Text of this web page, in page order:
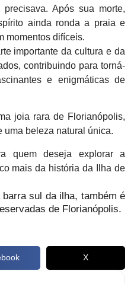
Após sua morte,
ainda ronda a praia e
momentos difíceis.
importante da cultura e da
contribuindo para torná-
e enigmáticas de
joia rara de Florianópolis,
uma beleza natural única.
quem deseja explorar a
mais da história da Ilha de
sul da ilha, também é
de Florianópolis.
X